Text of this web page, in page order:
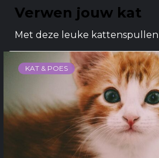
Verwen jouw kat
Met deze leuke kattenspullen
KAT & POES